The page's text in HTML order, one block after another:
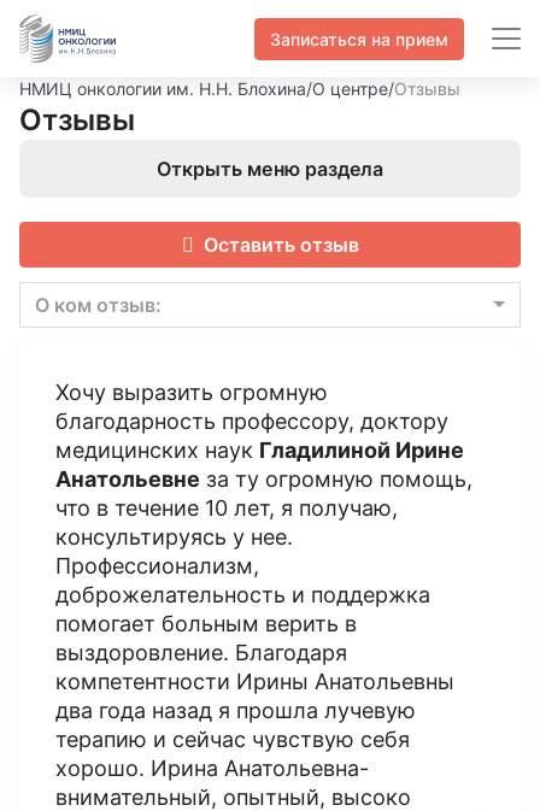
Записаться на прием
НМИЦ онкологии им. Н.Н. Блохина/О центре/Отзывы
Отзывы
Открыть меню раздела
Оставить отзыв
О ком отзыв:
Хочу выразить огромную
благодарность профессору, доктору
медицинских наук Гладилиной Ирине
Анатольевне за ту огромную помощь,
что в течение 10 лет, я получаю,
консультируясь у нее.
Профессионализм,
доброжелательность и поддержка
помогает больным верить в
выздоровление. Благодаря
компетентности Ирины Анатольевны
два года назад я прошла лучевую
терапию и сейчас чувствую себя
хорошо. Ирина Анатольевна-
внимательный, опытный, высоко